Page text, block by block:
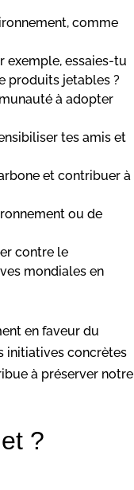
comme
exemple, essaies-tu
produits jetables ?
à adopter
tes amis et
et contribuer à
ou de
contre le
mondiales en
en faveur du
initiatives concrètes
à préserver notre